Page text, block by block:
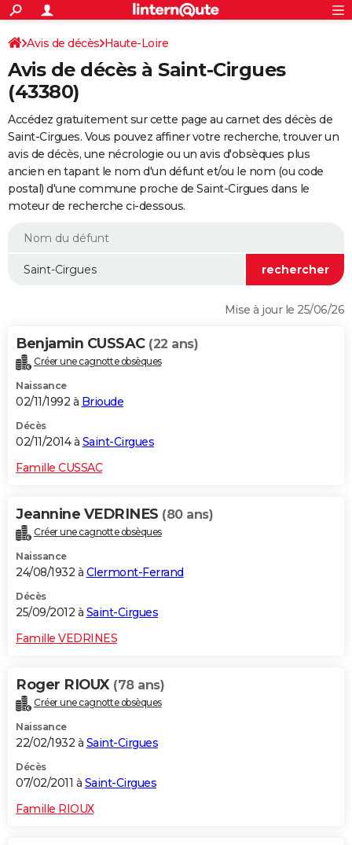
ACTUALITÉS
Politique
Société
Faits Divers
Education
Monde
Villes
+
SPORT
Coupe du monde 2026
Football
Tennis
Cyclisme
Rugby
Forum
FINANCE
Retraite
Impôts
Epargne
Immobilier
Risques naturels par ville
Banque
Assurance
Crédit
Essais
Réserver un essai
Citadines
Berlines
SUV
Forum auto
+
HIGH-TECH
Mobiles
Meilleur smartphone
Internet
Ordinateurs
Jeux vidéo
Guide high-tech
+BRICOLAGE
Forum
Aménagement intérieur
Extérieur
Cuisine
Salle de bains
Jardinage
Rangement
WEEK-END
Guides de France
Escapades
Patrimoine
Expositions
Musées
Week-end nature
LIFESTYLE
Alimentation
Guide de la santé
Maladies
Médicaments
Sommeil
VOYAGE
Destinations
City break
Voyage nature
Voyage de noces
Forum
Climat
+PHOTO
GUIDES D'ACHAT
BONS PLANS
CARTE DE VOEUX
Dictionnaire
Biographies
Citations
Expressions
Proverbes
PROGRAMME TV
COPAINS D'AVANT
S'inscrire
Se connecter
Lycées
Collèges
Primaires
Universités
Entreprises
Service militaire
Avis de recherche
AVIS DE DÉCÈS
S'inscrire
Connexion
Avis de décès Haute-Loire
Avis de décès à Saint-Cirgues
(43380)
Accédez gratuitement sur cette page au carnet des décès de
Saint-Cirgues. Vous pouvez affiner votre recherche, trouver un
avis de décès, une nécrologie ou un avis d'obsèques plus
ancien en tapant le nom d'un défunt et/ou le nom (ou code
postal) d'une commune proche de Saint-Cirgues dans le
moteur de recherche ci-dessous.
Mise à jour le 25/06/26
Benjamin CUSSAC (22 ans)
Créer une cagnotte obsèques
Naissance
02/11/1992 à Brioude
Décès
02/11/2014 à Saint-Cirgues
Famille CUSSAC
Jeannine VEDRINES (80 ans)
Créer une cagnotte obsèques
Naissance
24/08/1932 à Clermont-Ferrand
Décès
25/09/2012 à Saint-Cirgues
Famille VEDRINES
Roger RIOUX (78 ans)
Créer une cagnotte obsèques
Naissance
22/02/1932 à Saint-Cirgues
Décès
07/02/2011 à Saint-Cirgues
Famille RIOUX